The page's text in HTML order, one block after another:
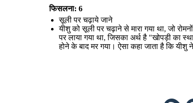
यीशु को सूली पर चढ़ाने से मारा गया था, जो रोमनों द्वारा इस्तेमाल की जाने वाली यातना
और निष्पादन का एक रूप था। बाइबिल में सभी चार सुसमाचारों के अनुसार, यीशु को
यरूशलेम में गोलगोथा नामक एक पहाड़ी पर लाया गया था, जिसका अर्थ है "खोपड़ी का
स्थान", और दो चोरों के साथ क्रूस पर चढ़ाया गया। उनका निष्पादन "राजा का राजा"
होने का दावा करने के आरोप के लिए था। यहूदी"। वह 6 घंटे तक पीड़ित होने के बाद मर
फिसलना: 6
सूली पर चढ़ाये जाने
यीशु को सूली पर चढ़ाने से मारा गया था, जो
पर लाया गया था, जिसका अर्थ है "खोपड़ी का
होने के बाद मर गया। ऐसा कहा जाता है कि यीशु